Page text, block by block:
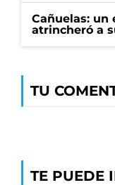
Cañuelas: un
atrincheró a
TU
TE PUEDE